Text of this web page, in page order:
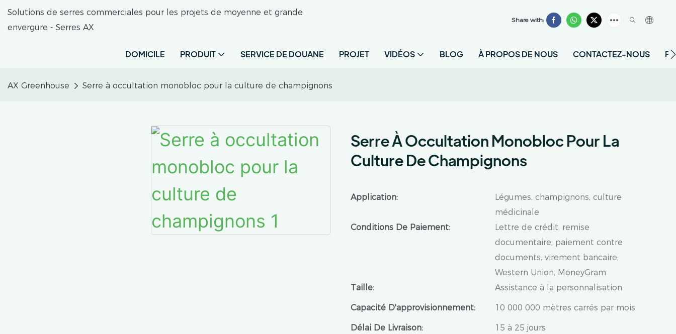
Solutions de serres commerciales pour les projets de moyenne et grande
envergure - Serres AX
Share with:
DOMICILE PRODUIT SERVICE DE DOUANE PROJET VIDÉOS BLOG À PROPOS DE NOUS CONTACTEZ-NOUS
AX Greenhouse Serre à occultation monobloc pour la culture de champignons
Serre À Occultation Monobloc Pour La
Culture De Champignons
Application:
Légumes, champignons, culture
médicinale
Conditions De Paiement:
Lettre de crédit, remise
documentaire, paiement contre
documents, virement bancaire,
Western Union, MoneyGram
Taille:
Assistance à la personnalisation
Capacité D'approvisionnement: 10 000 000 mètres carrés par mois
Délai De Livraison: 15 à 25 jours